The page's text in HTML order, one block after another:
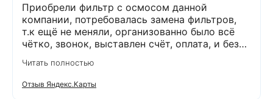
Приобрели фильтр с осмосом данной
компании, потребовалась замена фильтров,
т.к ещё не меняли, организованно было всё
чётко, звонок, выставлен счёт, оплата, и без
выполнено (всё чётко без шума и пыли),
приятно работать с грамотными,
обязательными людьми. Спасибо
Читать полностью
Отзыв Яндекс.Карты